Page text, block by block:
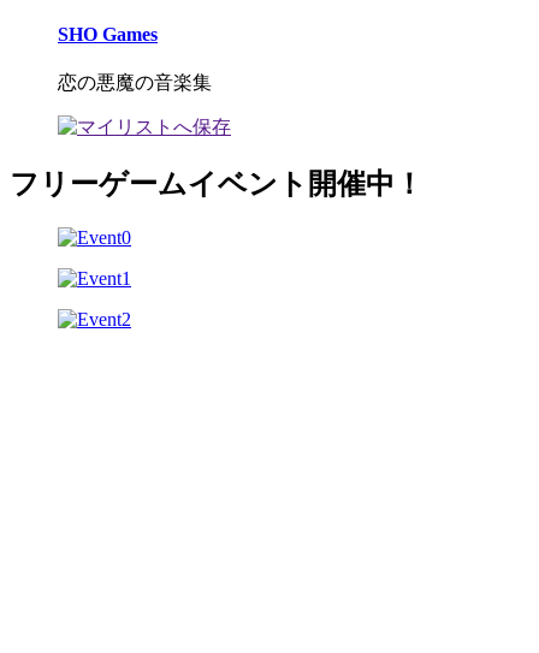
SHO Games
恋の悪魔の音楽集
フリーゲームイベント開催中！